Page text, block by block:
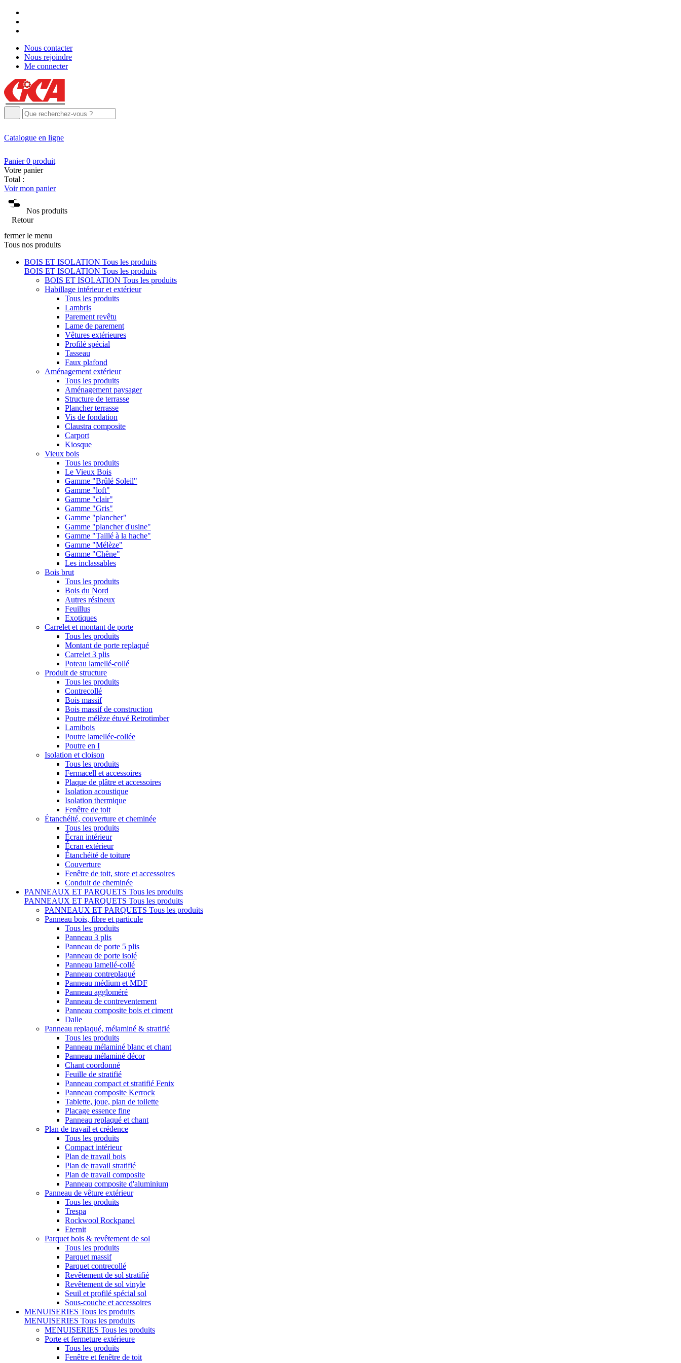
Nous contacter
Nous rejoindre
Me connecter
Catalogue en ligne
Panier 0 produit
Votre panier
Total :
Voir mon panier
Nos produits
Retour
fermer le menu
Tous nos produits
BOIS ET ISOLATION Tous les produits
BOIS ET ISOLATION Tous les produits
BOIS ET ISOLATION Tous les produits
Habillage intérieur et extérieur
Tous les produits
Lambris
Parement revêtu
Lame de parement
Vêtures extérieures
Profilé spécial
Tasseau
Faux plafond
Aménagement extérieur
Tous les produits
Aménagement paysager
Structure de terrasse
Plancher terrasse
Vis de fondation
Claustra composite
Carport
Kiosque
Vieux bois
Tous les produits
Le Vieux Bois
Gamme "Brûlé Soleil"
Gamme "loft"
Gamme "clair"
Gamme "Gris"
Gamme "plancher"
Gamme "plancher d'usine"
Gamme "Taillé à la hache"
Gamme "Mélèze"
Gamme "Chêne"
Les inclassables
Bois brut
Tous les produits
Bois du Nord
Autres résineux
Feuillus
Exotiques
Carrelet et montant de porte
Tous les produits
Montant de porte replaqué
Carrelet 3 plis
Poteau lamellé-collé
Produit de structure
Tous les produits
Contrecollé
Bois massif
Bois massif de construction
Poutre mélèze étuvé Retrotimber
Lamibois
Poutre lamellée-collée
Poutre en I
Isolation et cloison
Tous les produits
Fermacell et accessoires
Plaque de plâtre et accessoires
Isolation acoustique
Isolation thermique
Fenêtre de toit
Étanchéité, couverture et cheminée
Tous les produits
Écran intérieur
Écran extérieur
Étanchéité de toiture
Couverture
Fenêtre de toit, store et accessoires
Conduit de cheminée
PANNEAUX ET PARQUETS Tous les produits
PANNEAUX ET PARQUETS Tous les produits
PANNEAUX ET PARQUETS Tous les produits
Panneau bois, fibre et particule
Tous les produits
Panneau 3 plis
Panneau de porte 5 plis
Panneau de porte isolé
Panneau lamellé-collé
Panneau contreplaqué
Panneau médium et MDF
Panneau aggloméré
Panneau de contreventement
Panneau composite bois et ciment
Dalle
Panneau replaqué, mélaminé & stratifié
Tous les produits
Panneau mélaminé blanc et chant
Panneau mélaminé décor
Chant coordonné
Feuille de stratifié
Panneau compact et stratifié Fenix
Panneau composite Kerrock
Tablette, joue, plan de toilette
Placage essence fine
Panneau replaqué et chant
Plan de travail et crédence
Tous les produits
Compact intérieur
Plan de travail bois
Plan de travail stratifié
Plan de travail composite
Panneau composite d'aluminium
Panneau de vêture extérieur
Tous les produits
Trespa
Rockwool Rockpanel
Eternit
Parquet bois & revêtement de sol
Tous les produits
Parquet massif
Parquet contrecollé
Revêtement de sol stratifié
Revêtement de sol vinyle
Seuil et profilé spécial sol
Sous-couche et accessoires
MENUISERIES Tous les produits
MENUISERIES Tous les produits
MENUISERIES Tous les produits
Porte et fermeture extérieure
Tous les produits
Fenêtre et fenêtre de toit